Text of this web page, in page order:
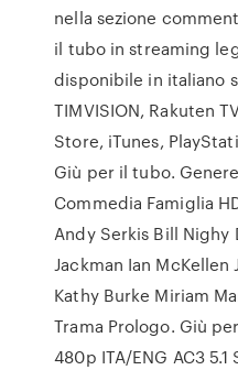
nella sezione
il tubo in streaming
disponibile in italiano
TIMVISION, Rakuten
Store, iTunes,
Giù per il tubo.
Commedia Famiglia
Andy Serkis Bill Nighy
Jackman Ian McKellen
Kathy Burke Miriam
Trama Prologo. Giù
480p ITA/ENG AC3